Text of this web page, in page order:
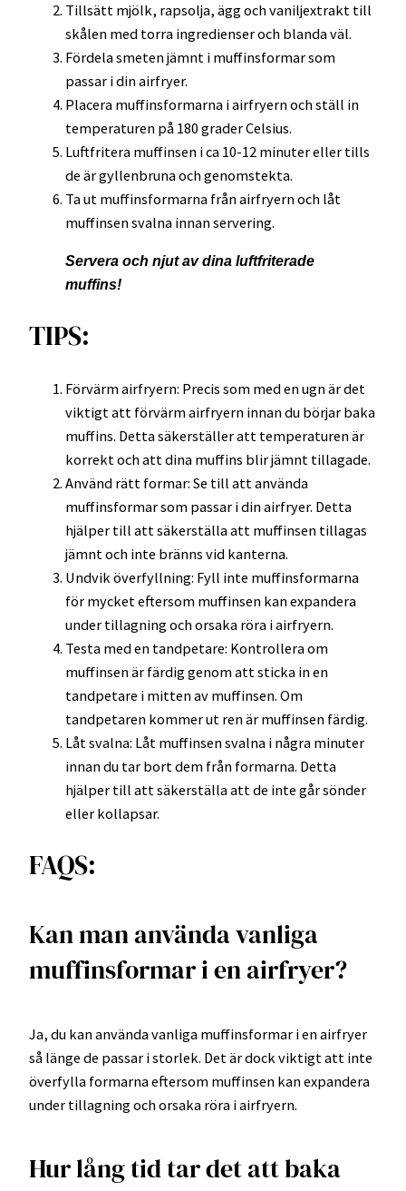
Tillsätt mjölk, rapsolja, ägg och vaniljextrakt till
skålen med torra ingredienser och blanda väl.
Fördela smeten jämnt i muffinsformar som
passar i din airfryer.
Placera muffinsformarna i airfryern och ställ in
temperaturen på 180 grader Celsius.
Luftfritera muffinsen i ca 10-12 minuter eller tills
de är gyllenbruna och genomstekta.
Ta ut muffinsformarna från airfryern och låt
muffinsen svalna innan servering.
Servera och njut av dina luftfriterade
muffins!
TIPS:
Förvärm airfryern: Precis som med en ugn är det
viktigt att förvärm airfryern innan du börjar baka
muffins. Detta säkerställer att temperaturen är
korrekt och att dina muffins blir jämnt tillagade.
Använd rätt formar: Se till att använda
muffinsformar som passar i din airfryer. Detta
hjälper till att säkerställa att muffinsen tillagas
jämnt och inte bränns vid kanterna.
Undvik överfyllning: Fyll inte muffinsformarna
för mycket eftersom muffinsen kan expandera
under tillagning och orsaka röra i airfryern.
Testa med en tandpetare: Kontrollera om
muffinsen är färdig genom att sticka in en
tandpetare i mitten av muffinsen. Om
tandpetaren kommer ut ren är muffinsen färdig.
Låt svalna: Låt muffinsen svalna i några minuter
innan du tar bort dem från formarna. Detta
hjälper till att säkerställa att de inte går sönder
eller kollapsar.
FAQS:
Kan man använda vanliga
muffinsformar i en airfryer?
Ja, du kan använda vanliga muffinsformar i en airfryer
så länge de passar i storlek. Det är dock viktigt att inte
överfylla formarna eftersom muffinsen kan expandera
under tillagning och orsaka röra i airfryern.
Hur lång tid tar det att baka